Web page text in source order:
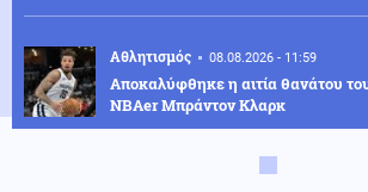
Αθλητισμός 08.08.2026 - 11:59
Αποκαλύφθηκε η αιτία θανάτου
NBAer Μπράντον Κλαρκ